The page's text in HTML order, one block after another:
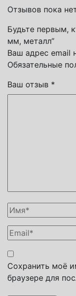
Отзывов пока
Будьте первым,
мм, металл”
Ваш адрес email
Обязательные
Ваш отзыв *
Сохранить моё
браузере для